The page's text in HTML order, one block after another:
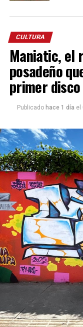
CULTURA
Maniatic, el
posadeño
primer disco
Publicado hace 1 día el